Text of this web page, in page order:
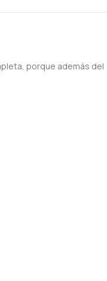
porque además del